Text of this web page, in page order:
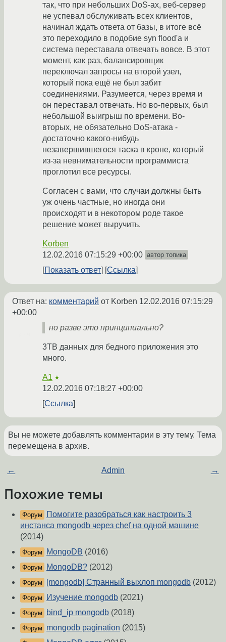
так, что при небольших DoS-ах, веб-сервер
не успевал обслуживать всех клиентов,
начинал ждать ответа от базы, в итоге всё
это переходило в подобие syn flood'а и
система переставала отвечать вовсе. В этот
момент, как раз, балансировщик
переключал запросы на второй узел,
который пока ещё не был забит
соединениями. Разумеется, через время и
он переставал отвечать. Но во-первых, был
небольшой выигрыш по времени. Во-
вторых, не обязательно DoS-атака -
достаточно какого-нибудь
незавершившегося таска в кроне, который
из-за невнимательности программиста
проглотил все ресурсы.
Согласен с вами, что случаи должны быть
уж очень частные, но иногда они
происходят и в некотором роде такое
решение может выручить.
Korben
12.02.2016 07:15:29 +00:00 автор топика
Показать ответ Ссылка
Ответ на: комментарий от Korben 12.02.2016 07:15:29
+00:00
но разве это принципиально?
3TB данных для бедного приложения это
много.
A1 ★
12.02.2016 07:18:27 +00:00
Ссылка
Вы не можете добавлять комментарии в эту тему. Тема
перемещена в архив.
← Admin →
Похожие темы
Форум
Помогите разобраться как настроить 3
инстанса mongodb через chef на одной машине
(2014)
Форум MongoDB (2016)
Форум MongoDB? (2012)
Форум [mongodb] Странный выхлоп mongodb (2012)
Форум Изучение mongodb (2021)
Форум bind_ip mongodb (2018)
Форум mongodb pagination (2015)